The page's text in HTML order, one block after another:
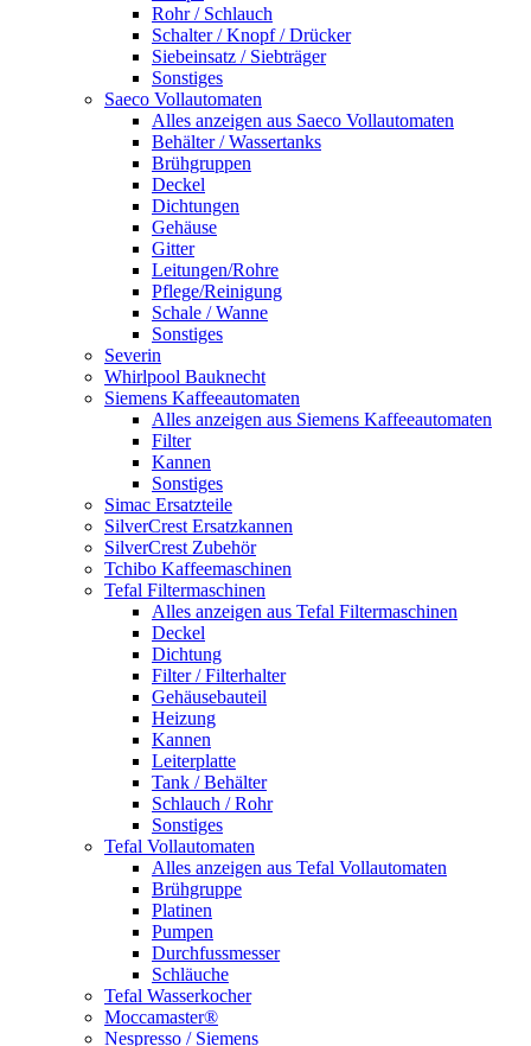
Rohr / Schlauch
Schalter / Knopf / Drücker
Siebeinsatz / Siebträger
Sonstiges
Saeco Vollautomaten
Alles anzeigen aus Saeco Vollautomaten
Behälter / Wassertanks
Brühgruppen
Deckel
Dichtungen
Gehäuse
Gitter
Leitungen/Rohre
Pflege/Reinigung
Schale / Wanne
Sonstiges
Severin
Whirlpool Bauknecht
Siemens Kaffeeautomaten
Alles anzeigen aus Siemens Kaffeeautomaten
Filter
Kannen
Sonstiges
Simac Ersatzteile
SilverCrest Ersatzkannen
SilverCrest Zubehör
Tchibo Kaffeemaschinen
Tefal Filtermaschinen
Alles anzeigen aus Tefal Filtermaschinen
Deckel
Dichtung
Filter / Filterhalter
Gehäusebauteil
Heizung
Kannen
Leiterplatte
Tank / Behälter
Schlauch / Rohr
Sonstiges
Tefal Vollautomaten
Alles anzeigen aus Tefal Vollautomaten
Brühgruppe
Platinen
Pumpen
Durchfussmesser
Schläuche
Tefal Wasserkocher
Moccamaster®
Nespresso / Siemens